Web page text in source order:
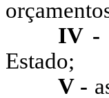
IV -
Estado;
V -